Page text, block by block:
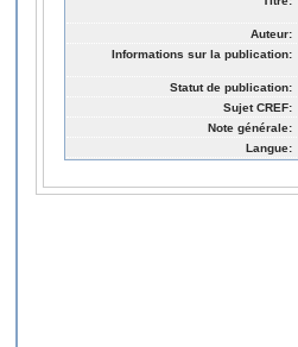
Auteur:
Informations sur la publication:
Statut de publication:
Sujet CREF:
Note générale:
Langue: